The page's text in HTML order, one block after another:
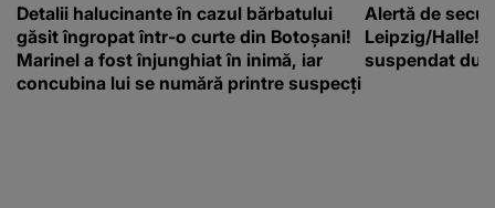
Detalii halucinante în cazul bărbatului
găsit îngropat într-o curte din Botoșani!
Marinel a fost înjunghiat în inimă, iar
concubina lui se numără printre suspecți
Alertă de
Leipzig/Halle!
suspendat